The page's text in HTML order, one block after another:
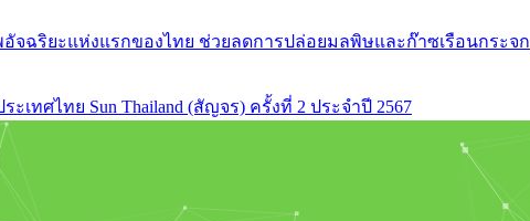
อัจฉริยะแห่งแรกของไทย ช่วยลดการปล่อยมลพิษและก๊าซเรือนกระจก
ทศไทย Sun Thailand (สัญจร) ครั้งที่ 2 ประจำปี 2567